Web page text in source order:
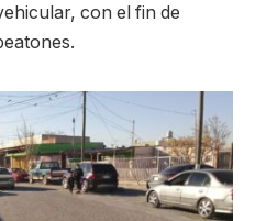
con el fin de